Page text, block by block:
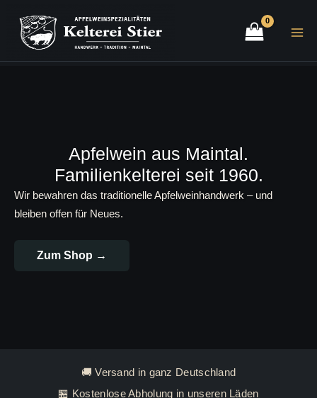
Inhalt
springen
Apfelwein aus Maintal.
Familienkelterei seit 1960.
Wir bewahren das traditionelle Apfelweinhandwerk – und
bleiben offen für Neues.
Zum Shop →
🚚 Versand in ganz Deutschland
🏪 Kostenlose Abholung in unseren Läden